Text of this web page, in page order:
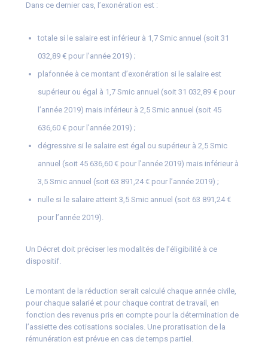
Dans ce dernier cas, l’exonération est :
totale si le salaire est inférieur à 1,7 Smic annuel (soit 31
032,89 € pour l’année 2019) ;
plafonnée à ce montant d’exonération si le salaire est
supérieur ou égal à 1,7 Smic annuel (soit 31 032,89 € pour
l’année 2019) mais inférieur à 2,5 Smic annuel (soit 45
636,60 € pour l’année 2019) ;
dégressive si le salaire est égal ou supérieur à 2,5 Smic
annuel (soit 45 636,60 € pour l’année 2019) mais inférieur à
3,5 Smic annuel (soit 63 891,24 € pour l’année 2019) ;
nulle si le salaire atteint 3,5 Smic annuel (soit 63 891,24 €
pour l’année 2019).
Un Décret doit préciser les modalités de l’éligibilité à ce
dispositif.
Le montant de la réduction serait calculé chaque année civile,
pour chaque salarié et pour chaque contrat de travail, en
fonction des revenus pris en compte pour la détermination de
l’assiette des cotisations sociales. Une proratisation de la
rémunération est prévue en cas de temps partiel.